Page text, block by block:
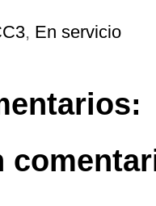
, En servicio